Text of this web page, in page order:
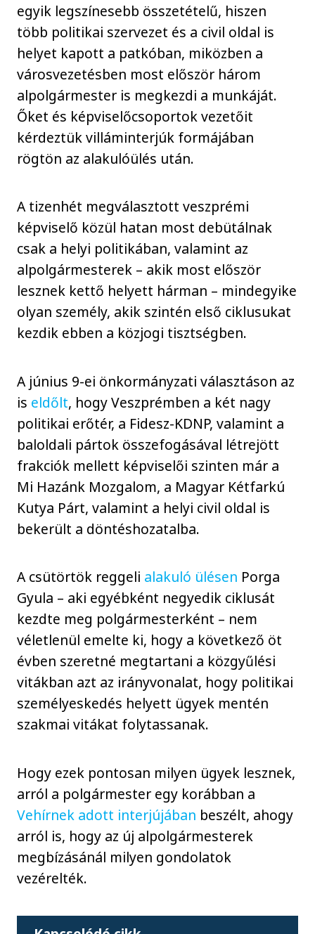
egyik legszínesebb összetételű, hiszen
több politikai szervezet és a civil oldal is
helyet kapott a patkóban, miközben a
városvezetésben most először három
alpolgármester is megkezdi a munkáját.
Őket és képviselőcsoportok vezetőit
kérdeztük villáminterjúk formájában
rögtön az alakulóülés után.
A tizenhét megválasztott veszprémi
képviselő közül hatan most debütálnak
csak a helyi politikában, valamint az
alpolgármesterek – akik most először
lesznek kettő helyett hárman – mindegyike
olyan személy, akik szintén első ciklusukat
kezdik ebben a közjogi tisztségben.
A június 9-ei önkormányzati választáson az
is eldőlt, hogy Veszprémben a két nagy
politikai erőtér, a Fidesz-KDNP, valamint a
baloldali pártok összefogásával létrejött
frakciók mellett képviselői szinten már a
Mi Hazánk Mozgalom, a Magyar Kétfarkú
Kutya Párt, valamint a helyi civil oldal is
bekerült a döntéshozatalba.
A csütörtök reggeli alakuló ülésen Porga
Gyula – aki egyébként negyedik ciklusát
kezdte meg polgármesterként – nem
véletlenül emelte ki, hogy a következő öt
évben szeretné megtartani a közgyűlési
vitákban azt az irányvonalat, hogy politikai
személyeskedés helyett ügyek mentén
szakmai vitákat folytassanak.
Hogy ezek pontosan milyen ügyek lesznek,
arról a polgármester egy korábban a
Vehírnek adott interjújában beszélt, ahogy
arról is, hogy az új alpolgármesterek
megbízásánál milyen gondolatok
vezérelték.